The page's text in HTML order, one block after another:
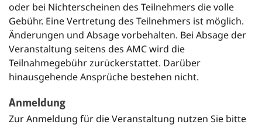
oder bei Nichterscheinen des Teilnehmers die volle
Gebühr. Eine Vertretung des Teilnehmers ist möglich.
Änderungen und Absage vorbehalten. Bei Absage der
Veranstaltung seitens des AMC wird die
Teilnahmegebühr zurückerstattet. Darüber
hinausgehende Ansprüche bestehen nicht.
Anmeldung
Zur Anmeldung für die Veranstaltung nutzen Sie bitte